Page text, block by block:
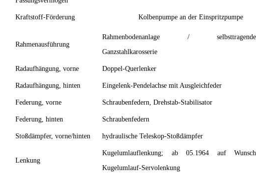
Kraftstoff-Förderung Kolbenpumpe an der Einspritzpumpe
Rahmenausführung
Rahmenbodenanlage / selbsttragende
Ganzstahlkarosserie
Radaufhängung, vorne Doppel-Querlenker
Radaufhängung, hinten Eingelenk-Pendelachse mit Ausgleichfeder
Federung, vorne Schraubenfedern, Drehstab-Stabilisator
Federung, hinten Schraubenfedern
Stoßdämpfer, vorne/hinten hydraulische Teleskop-Stoßdämpfer
Lenkung
Kugelumlauflenkung; ab 05.1964 auf Wunsch
Kugelumlauf-Servolenkung